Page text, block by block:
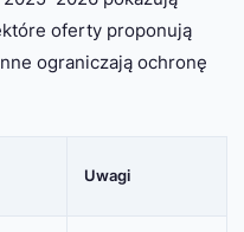
oferty proponują
ograniczają ochronę
Uwagi